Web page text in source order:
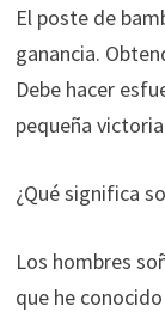
El poste de
ganancia.
Debe hacer
pequeña
¿Qué significa
Los hombres
que he